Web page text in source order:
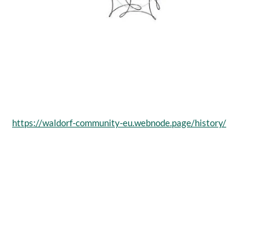
https://waldorf-community-eu.webnode.page/history/